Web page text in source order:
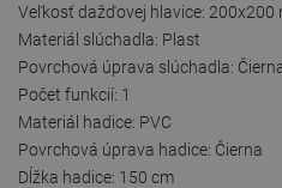
Veľkosť dažďovej hlavice: 200x200
Materiál slúchadla: Plast
Povrchová úprava slúchadla:
Počet funkcií: 1
Materiál hadice: PVC
Povrchová úprava hadice: Čierna
Dĺžka hadice: 150 cm